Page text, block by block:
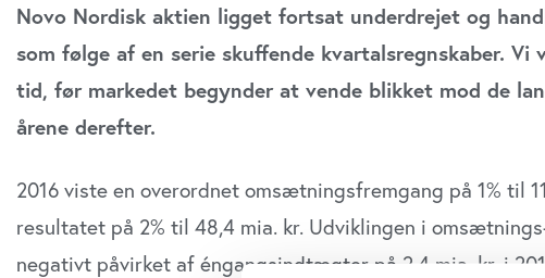
Novo Nordisk aktien ligget fortsat underdrejet og
som følge af en serie skuffende kvartalsregnskaber.
tid, før markedet begynder at vende blikket mod de
årene derefter.
2016 viste en overordnet omsætningsfremgang på 1% til
resultatet på 2% til 48,4 mia. kr. Udviklingen i
negativt påvirket af éngangsindtægter på 2,4 mia. kr. i